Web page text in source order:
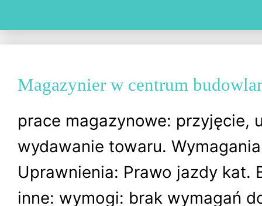
Magazynier w centrum
prace magazynowe: przyjęcie,
wydawanie towaru.
Uprawnienia: Prawo jazdy kat.
inne: wymogi: brak wymagań